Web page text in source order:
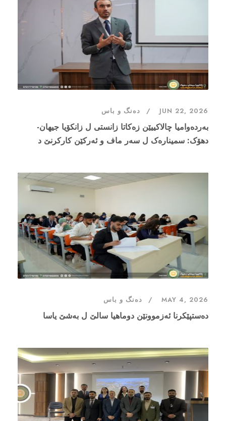
JUN 22, 2026 دەنگ و باس
بەردەوامیا چالاکییێن زەکاتا زانستی ل زانکۆیا جیهان-
دهۆک: سمینارەک ل سەر ماف و ئەرکێن کارکرنێ د
MAY 4, 2026 دەنگ و باس
دەستپێکرنا ئەزموونێن دوماهیا سالێ ل بەشێ یاسا